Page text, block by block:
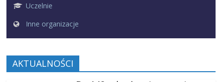
Uczelnie
Inne organizacje
AKTUALNOŚCI